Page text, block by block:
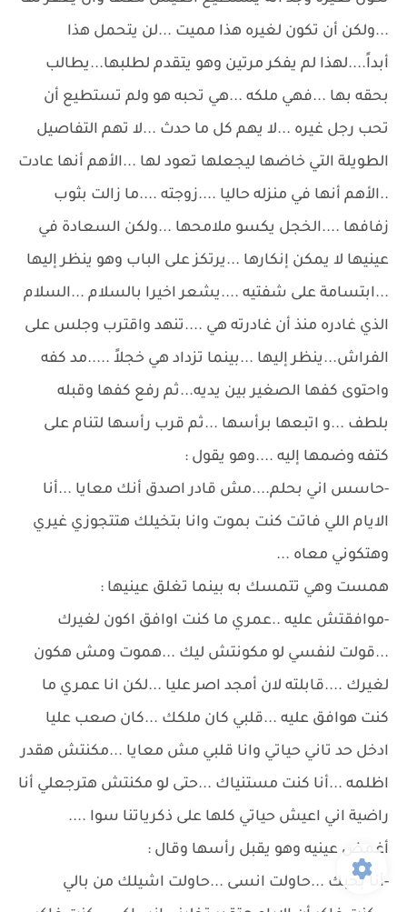
...ولكن أن تكون لغيره هذا مميت ...لن يتحمل هذا
أبداً....لهذا لم يفكر مرتين وهو يتقدم لطلبها...يطالب
بحقه بها ...فهي ملكه ...هي تحبه هو ولم تستطيع أن
تحب رجل غيره ...لا يهم كل ما حدث ...لا تهم التفاصيل
الطويلة التي خاضها ليجعلها تعود لها ...الأهم أنها عادت
..الأهم أنها في منزله حاليا ....زوجته ....ما زالت بثوب
زفافها ....الخجل يكسو ملامحها ...ولكن السعادة في
عينيها لا يمكن إنكارها ...يرتكز على الباب وهو ينظر إليها
...ابتسامة على شفتيه ....يشعر اخيرا بالسلام ...السلام
الذي غادره منذ أن غادرته هي ....تنهد واقترب وجلس على
الفراش...ينظر إليها ...بينما تزداد هي خجلاً .....مد كفه
واحتوى كفها الصغير بين يديه...ثم رفع كفها وقبله
بلطف ...و اتبعها برأسها ...ثم قرب رأسها لتنام على
كتفه وضمها إليه ....وهو يقول :
-حاسس اني بحلم....مش قادر اصدق أنك معايا ...أنا
الايام اللي فاتت كنت بموت وانا بتخيلك هتتجوزي غيري
وهتكوني معاه ...
همست وهي تتمسك به بينما تغلق عينيها :
-موافقتش عليه ..عمري ما كنت اوافق اكون لغيرك
...قولت لنفسي لو مكونتش ليك ...هموت ومش هكون
لغيرك ....قابلته لان أمجد اصر عليا ...لكن انا عمري ما
كنت هوافق عليه ...قلبي كان ملكك ...كان صعب عليا
ادخل حد تاني حياتي وانا قلبي مش معايا ...مكنتش هقدر
اظلمه ...أنا كنت مستنياك ...حتى لو مكنتش هترجعلي أنا
راضية اني اعيش حياتي كلها على ذكرياتنا سوا ....
أغمض عينيه وهو يقبل رأسها وقال :
-أنا بحبك ...حاولت انسى ...حاولت اشيلك من بالي